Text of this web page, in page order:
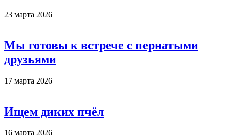
23 марта 2026
Мы готовы к встрече с пернатыми
друзьями
17 марта 2026
Ищем диких пчёл
16 марта 2026